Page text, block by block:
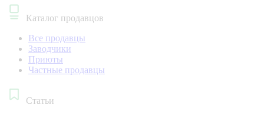
Каталог продавцов
Все продавцы
Заводчики
Приюты
Частные продавцы
Статьи